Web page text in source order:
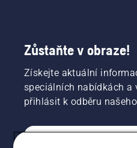
Zůstaňte v obraze!
Získejte aktuální
speciálních nabídkách a
přihlásit k odběru